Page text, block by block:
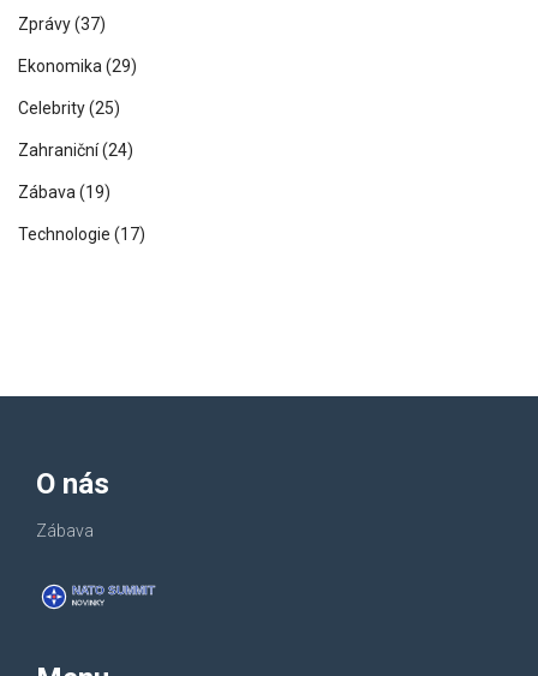
Zprávy(37)
Ekonomika(29)
Celebrity(25)
Zahraniční(24)
Zábava(19)
Technologie (17)
O nás
Zábava